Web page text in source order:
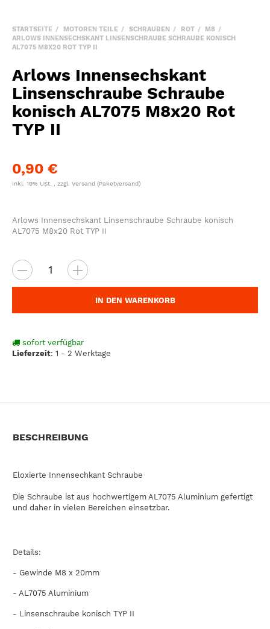
STARTSEITE MOTOREN TEILE SCHRAUBEN ROT
M8
ARLOWS INNENSECHSKANT LINSENSCHRAUBE SCHRAUBE KONISCH
AL7075 M8X20 ROT TYP II
Arlows Innensechskant
Linsenschraube Schraube
konisch AL7075 M8x20 Rot
TYP II
0,90 €
inkl. 19% USt. , zzgl. Versand (Paketversand)
Arlows Innensechskant Linsenschraube Schraube konisch
AL7075 M8x20 Rot TYP II
IN DEN WARENKORB
sofort verfügbar
Lieferzeit: 1 - 2 Werktage
BESCHREIBUNG
Eloxierte Innensechkant Schraube
Die Schraube ist aus hochwertigem AL7075 Aluminium gefertigt
und daher in vielen Bereichen einsetzbar.
Details:
- Gewinde M8 x 20mm
- AL7075 Aluminium
- Linsenschraube konisch TYP II